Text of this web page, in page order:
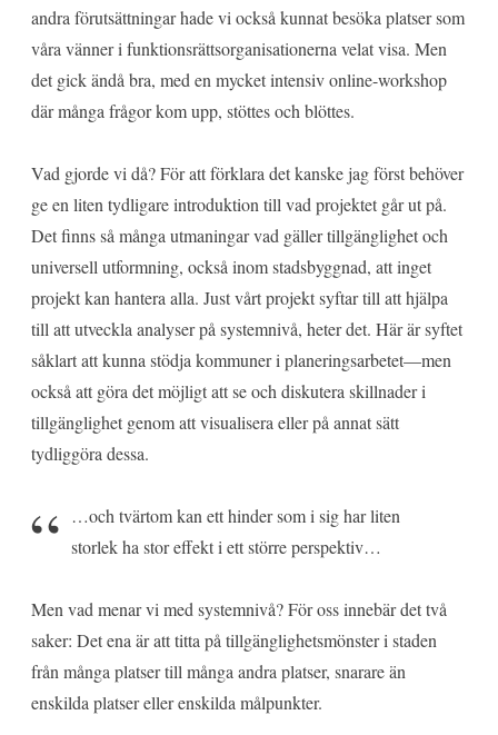
andra förutsättningar hade vi också kunnat besöka platser som
våra vänner i funktionsrättsorganisationerna velat visa. Men
det gick ändå bra, med en mycket intensiv online-workshop
där många frågor kom upp, stöttes och blöttes.
Vad gjorde vi då? För att förklara det kanske jag först behöver
ge en liten tydligare introduktion till vad projektet går ut på.
Det finns så många utmaningar vad gäller tillgänglighet och
universell utformning, också inom stadsbyggnad, att inget
projekt kan hantera alla. Just vårt projekt syftar till att hjälpa
till att utveckla analyser på systemnivå, heter det. Här är syftet
såklart att kunna stödja kommuner i planeringsarbetet—men
också att göra det möjligt att se och diskutera skillnader i
tillgänglighet genom att visualisera eller på annat sätt
tydliggöra dessa.
…och tvärtom kan ett hinder som i sig har liten
storlek ha stor effekt i ett större perspektiv…
Men vad menar vi med systemnivå? För oss innebär det två
saker: Det ena är att titta på tillgänglighetsmönster i staden
från många platser till många andra platser, snarare än
enskilda platser eller enskilda målpunkter.